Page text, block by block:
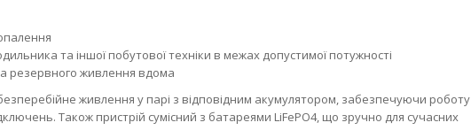
та іншої побутової техніки в межах допустимої потужності
резервного живлення вдома
живлення у парі з відповідним акумулятором, забезпечуючи роботу
Також пристрій сумісний з батареями LiFePO4, що зручно для сучасних